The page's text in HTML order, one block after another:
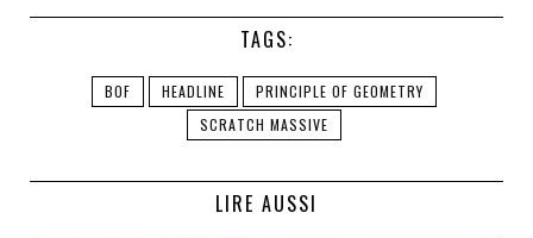
TAGS:
BOF HEADLINE
PRINCIPLE OF GEOMETRY
SCRATCH MASSIVE
LIRE AUSSI